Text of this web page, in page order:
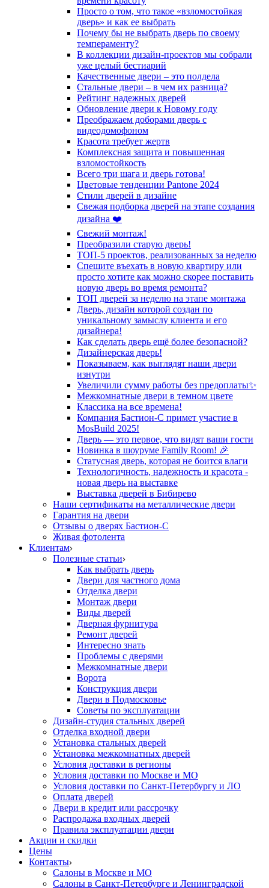
Просто о том, что такое «взломостойкая
дверь» и как ее выбрать
Почему бы не выбрать дверь по своему
темпераменту?
В коллекции дизайн-проектов мы собрали
уже целый бестиарий
Качественные двери – это полдела
Стальные двери – в чем их разница?
Рейтинг надежных дверей
Обновление двери к Новому году
Преображаем доборами дверь с
видеодомофоном
Красота требует жертв
Комплексная защита и повышенная
взломостойкость
Всего три шага и дверь готова!
Цветовые тенденции Pantone 2024
Стили дверей в дизайне
Свежая подборка дверей на этапе создания
дизайна ❤️
Свежий монтаж!
Преобразили старую дверь!
ТОП-5 проектов, реализованных за неделю
Спешите въехать в новую квартиру или
просто хотите как можно скорее поставить
новую дверь во время ремонта?
ТОП дверей за неделю на этапе монтажа
Дверь, дизайн которой создан по
уникальному замыслу клиента и его
дизайнера!
Как сделать дверь ещё более безопасной?
Дизайнерская дверь!
Показываем, как выглядят наши двери
изнутри
Увеличили сумму работы без предоплаты✨
Межкомнатные двери в темном цвете
Классика на все времена!
Компания Бастион-С примет участие в
MosBuild 2025!
Дверь — это первое, что видят ваши гости
Новинка в шоуруме Family Room! 🎉
Статусная дверь, которая не боится влаги
Технологичность, надежность и красота -
новая дверь на выставке
Выставка дверей в Бибирево
Наши сертификаты на металлические двери
Гарантия на двери
Отзывы о дверях Бастион-С
Живая фотолента
Клиентам
Полезные статьи
Как выбрать дверь
Двери для частного дома
Отделка двери
Монтаж двери
Виды дверей
Дверная фурнитура
Ремонт дверей
Интересно знать
Проблемы с дверями
Межкомнатные двери
Ворота
Конструкция двери
Двери в Подмосковье
Cоветы по эксплуатации
Дизайн-студия стальных дверей
Отделка входной двери
Установка стальных дверей
Установка межкомнатных дверей
Условия доставки в регионы
Условия доставки по Москве и МО
Условия доставки по Санкт-Петербургу и ЛО
Оплата дверей
Двери в кредит или рассрочку
Распродажа входных дверей
Правила эксплуатации двери
Акции и скидки
Цены
Контакты
Салоны в Москве и МО
Салоны в Санкт-Петербурге и Ленинградской